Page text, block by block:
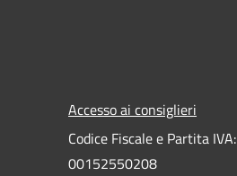
Accesso ai consiglieri
Codice Fiscale e Partita IVA:
00152550208